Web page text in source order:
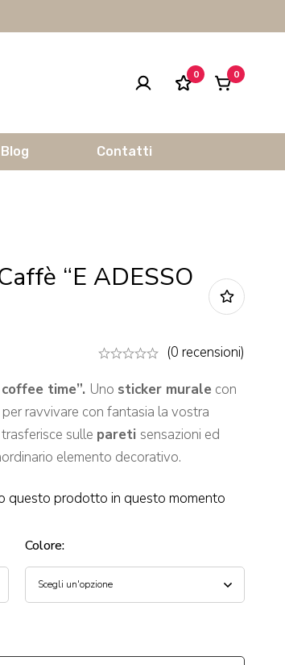
0 0
Blog Contatti
“E ADESSO
(0 recensioni)
time”. Uno sticker murale con
per ravvivare con fantasia la vostra
trasferisce sulle pareti sensazioni ed
elemento decorativo.
questo prodotto in questo momento
Colore: